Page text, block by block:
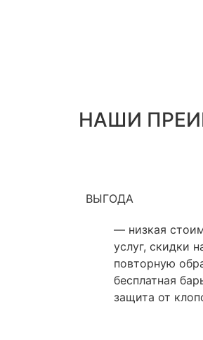
НАШИ
ВЫГОДА
— низкая
услуг, скидки
повторную
бесплатная
защита от